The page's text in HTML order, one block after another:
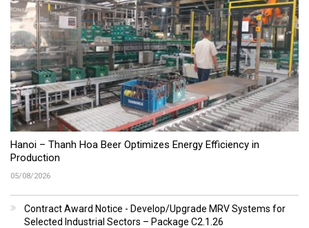
Hanoi – Thanh Hoa Beer Optimizes Energy Efficiency in
Production
05/08/2026
Contract Award Notice - Develop/Upgrade MRV Systems for
Selected Industrial Sectors – Package C2.1.26